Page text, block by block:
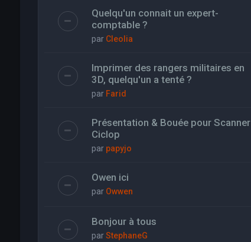
Quelqu'un connait un expert-
comptable ?
par Cleolia
Imprimer des rangers militaires en
3D, quelqu'un a tenté ?
par Farid
Présentation & Bouée pour Scanner
Ciclop
par papyjo
Owen ici
par Owwen
Bonjour à tous
parStephaneG